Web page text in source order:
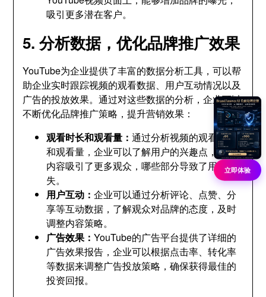
吸引更多潜在客户。
5. 分析数据，优化品牌推广效果
YouTube为企业提供了丰富的数据分析工具，可以帮
助企业实时跟踪视频的观看数据、用户互动情况以及
广告的投放效果。通过对这些数据的分析，企业可以
不断优化品牌推广策略，提升营销效果：
观看时长和观看量：通过分析视频的观看时长
和观看量，企业可以了解用户的兴趣点，哪些
内容吸引了更多观众，哪些部分导致了用户流
失。
用户互动：企业可以通过分析评论、点赞、分
享等互动数据，了解观众对品牌的态度，及时
调整内容策略。
广告效果：YouTube的广告平台提供了详细的
广告效果报告，企业可以根据点击率、转化率
等数据来调整广告投放策略，确保获得最佳的
投资回报。
立即体验